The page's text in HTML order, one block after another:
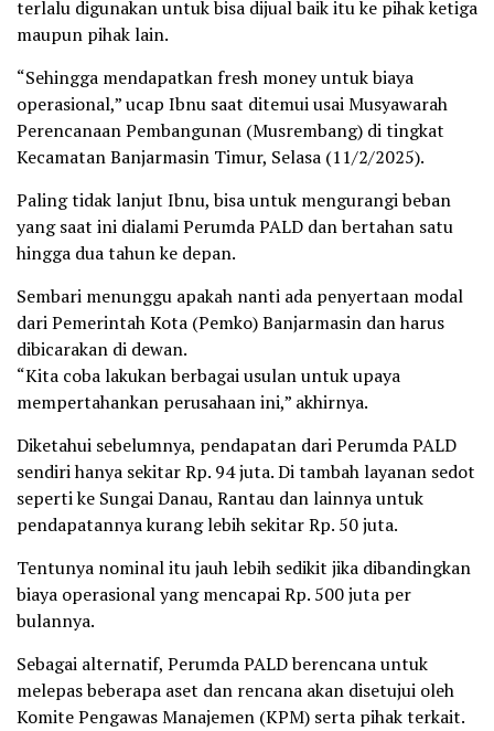
terlalu digunakan untuk bisa dijual baik itu ke pihak ketiga
maupun pihak lain.
“Sehingga mendapatkan fresh money untuk biaya
operasional,” ucap Ibnu saat ditemui usai Musyawarah
Perencanaan Pembangunan (Musrembang) di tingkat
Kecamatan Banjarmasin Timur, Selasa (11/2/2025).
Paling tidak lanjut Ibnu, bisa untuk mengurangi beban
yang saat ini dialami Perumda PALD dan bertahan satu
hingga dua tahun ke depan.
Sembari menunggu apakah nanti ada penyertaan modal
dari Pemerintah Kota (Pemko) Banjarmasin dan harus
dibicarakan di dewan.
“Kita coba lakukan berbagai usulan untuk upaya
mempertahankan perusahaan ini,” akhirnya.
Diketahui sebelumnya, pendapatan dari Perumda PALD
sendiri hanya sekitar Rp. 94 juta. Di tambah layanan sedot
seperti ke Sungai Danau, Rantau dan lainnya untuk
pendapatannya kurang lebih sekitar Rp. 50 juta.
Tentunya nominal itu jauh lebih sedikit jika dibandingkan
biaya operasional yang mencapai Rp. 500 juta per
bulannya.
Sebagai alternatif, Perumda PALD berencana untuk
melepas beberapa aset dan rencana akan disetujui oleh
Komite Pengawas Manajemen (KPM) serta pihak terkait.